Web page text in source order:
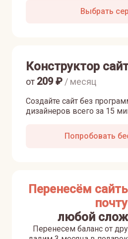
Выбрать
Конструктор
Создайте сайт без
дизайнеров всего за 15
от 209₽ / месяц
Попробовать
Перенесём
почту
любой
Перенесем баланс от